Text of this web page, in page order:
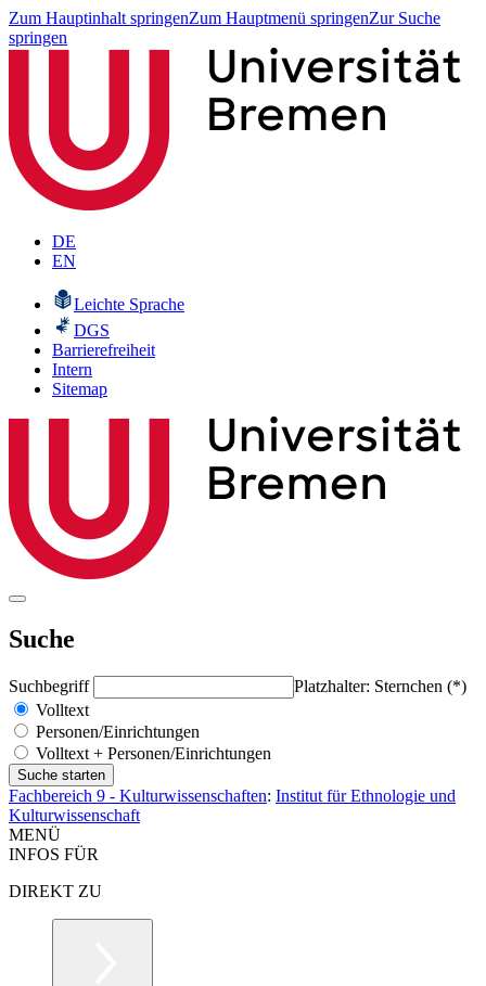
Zum Hauptinhalt springenZum Hauptmenü springenZur Suche
springen
DE
EN
Leichte Sprache
DGS
Barrierefreiheit
Intern
Sitemap
Suche
Suchbegriff
Platzhalter: Sternchen (*)
Volltext
Personen/Einrichtungen
Volltext + Personen/Einrichtungen
Fachbereich 9 - Kulturwissenschaften: Institut für Ethnologie und
Kulturwissenschaft
MENÜ
INFOS FÜR
DIREKT ZU